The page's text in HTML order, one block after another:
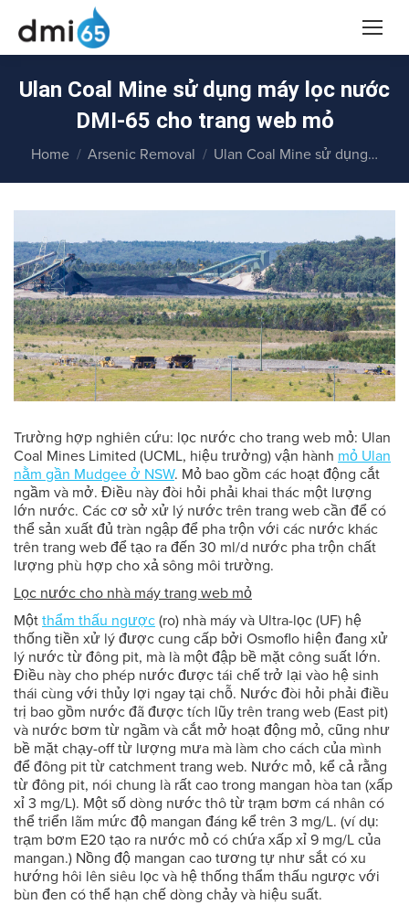
Ulan Coal Mine sử dụng máy lọc nước
DMI-65 cho trang web mỏ
You are here:
Home Arsenic Removal Ulan Coal Mine sử dụng…
Trường hợp nghiên cứu: lọc nước cho trang web mỏ: Ulan
Coal Mines Limited (UCML, hiệu trưởng) vận hành mỏ Ulan
nằm gần Mudgee ở NSW. Mỏ bao gồm các hoạt động cắt
ngầm và mở. Điều này đòi hỏi phải khai thác một lượng
lớn nước. Các cơ sở xử lý nước trên trang web cần để có
thể sản xuất đủ tràn ngập để pha trộn với các nước khác
trên trang web để tạo ra đến 30 ml/d nước pha trộn chất
lượng phù hợp cho xả sông môi trường.
Lọc nước cho nhà máy trang web mỏ
Một thẩm thấu ngược (ro) nhà máy và Ultra-lọc (UF) hệ
thống tiền xử lý được cung cấp bởi Osmoflo hiện đang xử
lý nước từ đông pit, mà là một đập bề mặt công suất lớn.
Điều này cho phép nước được tái chế trở lại vào hệ sinh
thái cùng với thủy lợi ngay tại chỗ. Nước đòi hỏi phải điều
trị bao gồm nước đã được tích lũy trên trang web (East pit)
và nước bơm từ ngầm và cắt mở hoạt động mỏ, cũng như
bề mặt chạy-off từ lượng mưa mà làm cho cách của mình
để đông pit từ catchment trang web. Nước mỏ, kể cả rằng
từ đông pit, nói chung là rất cao trong mangan hòa tan (xấp
xỉ 3 mg/L). Một số dòng nước thô từ trạm bơm cá nhân có
thể triển lãm mức độ mangan đáng kể trên 3 mg/L. (ví dụ:
trạm bơm E20 tạo ra nước mỏ có chứa xấp xỉ 9 mg/L của
mangan.) Nồng độ mangan cao tương tự như sắt có xu
hướng hôi lên siêu lọc và hệ thống thẩm thấu ngược với
bùn đen có thể hạn chế dòng chảy và hiệu suất.